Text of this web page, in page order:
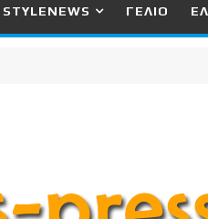
STYLENEWS ΓΕΛΙΟ